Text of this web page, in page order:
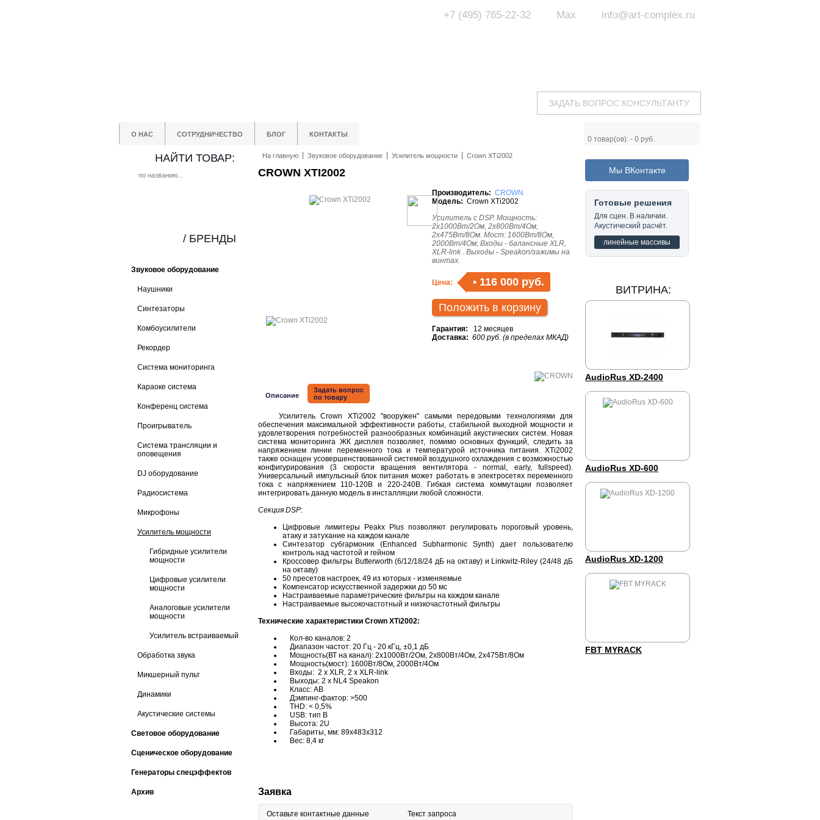
info@art-complex.ru
Max
+7 (495) 765-22-32
ЗАДАТЬ ВОПРОС КОНСУЛЬТАНТУ
О НАС СОТРУДНИЧЕСТВО БЛОГ КОНТАКТЫ
0 товар(ов): - 0 руб.
НАЙТИ ТОВАР:
Звуковое оборудование
Наушники
Синтезаторы
Комбоусилители
Рекордер
Система мониторинга
Караоке система
Конференц система
Проигрыватель
Система трансляции и
оповещения
DJ оборудование
Радиосистема
Микрофоны
Усилитель мощности
Гибридные усилители
мощности
Цифровые усилители
мощности
Аналоговые усилители
мощности
Усилитель встраиваемый
Обработка звука
Микшерный пульт
Динамики
Акустические системы
Световое оборудование
Сценическое оборудование
Генераторы спецэффектов
Архив
/ БРЕНДЫ
На главную Звуковое оборудование Усилитель мощности Crown XTi2002
CROWN XTI2002
Производитель: CROWN
Модель: Crown XTi2002
Усилитель c DSP. Мощность:
2х1000Вт/2Ом, 2х800Вт/4Ом,
2х475Вт/8Ом. Мост: 1600Вт/8Ом,
2000Вт/4Ом; Входы - балансные XLR,
XLR-link . Выходы - Speakon/зажимы на
винтах.
Цена: • 116 000 руб.
Положить в корзину
Гарантия: 12 месяцев
Доставка: 600 руб. (в пределах МКАД)
Описание
Задать вопрос
по товару
Усилитель Crown XTi2002 "вооружен" самыми передовыми технологиями для
обеспечения максимальной эффективности работы, стабильной выходной мощности и
удовлетворения потребностей разнообразных комбинаций акустических систем. Новая
система мониторинга ЖК дисплея позволяет, помимо основных функций, следить за
напряжением линии переменного тока и температурой источника питания. XTi2002
также оснащен усовершенствованной системой воздушного охлаждения с возможностью
конфигурирования (3 скорости вращения вентилятора - normal, early, fullspeed).
Универсальный импульсный блок питания может работать в электросетях переменного
тока с напряжением 110-120В и 220-240В. Гибкая система коммутации позволяет
интегрировать данную модель в инсталляции любой сложности.
Секция DSP:
Цифровые лимитеры Peakx Plus позволяют регулировать пороговый уровень,
атаку и затухание на каждом канале
Синтезатор субгармоник (Enhanced Subharmonic Synth) дает пользователю
контроль над частотой и гейном
Кроссовер фильтры Butterworth (6/12/18/24 дБ на октаву) и Linkwitz-Riley (24/48 дБ
на октаву)
50 пресетов настроек, 49 из которых - изменяемые
Компенсатор искусственной задержки до 50 мс
Настраиваемые параметрические фильтры на каждом канале
Настраиваемые высокочастотный и низкочастотный фильтры
Технические характеристики Crown XTi2002:
Кол-во каналов: 2
Диапазон частот: 20 Гц - 20 кГц, ±0,1 дБ
Мощность(ВТ на канал): 2х1000Вт/2Ом, 2х800Вт/4Ом, 2х475Вт/8Ом
Мощность(мост): 1600Вт/8Ом, 2000Вт/4Ом
Входы: 2 x XLR, 2 x XLR-link
Выходы: 2 x NL4 Speakon
Класс: АВ
Дэмпинг-фактор: >500
THD: < 0,5%
USB: тип В
Высота: 2U
Габариты, мм: 89х483х312
Вес: 8,4 кг
Заявка
Оставьте контактные данные Текст запроса
Мы ВКонтакте
Готовые решения
Для сцен. В наличии.
Акустический расчёт.
линейные массивы
ВИТРИНА:
AudioRus XD-2400
AudioRus XD-600
AudioRus XD-1200
FBT MYRACK